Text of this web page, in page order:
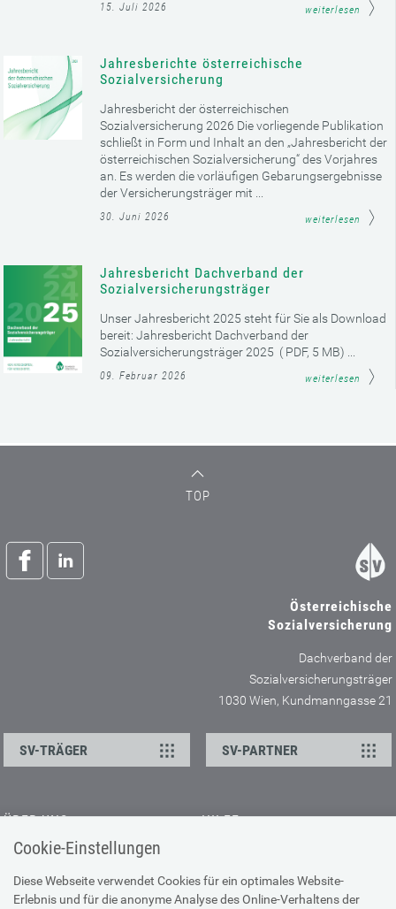
Cookie-Einstellungen
Diese Webseite verwendet Cookies für ein optimales Website-
Erlebnis und für die anonyme Analyse des Online-Verhaltens der
15. Juli 2026 weiterlesen
Jahresberichte österreichische
Sozialversicherung
Jahresbericht der österreichischen
Sozialversicherung 2026 Die vorliegende Publikation
schließt in Form und Inhalt an den „Jahresbericht der
österreichischen Sozialversicherung“ des Vorjahres
an. Es werden die vorläufigen Gebarungsergebnisse
der Versicherungsträger mit ...
30. Juni 2026 weiterlesen
Jahresbericht Dachverband der
Sozialversicherungsträger
Unser Jahresbericht 2025 steht für Sie als Download
bereit: Jahresbericht Dachverband der
Sozialversicherungsträger 2025 ( PDF, 5 MB) ...
09. Februar 2026 weiterlesen
TOP
Österreichische
Sozialversicherung
Dachverband der
Sozialversicherungsträger
1030 Wien, Kundmanngasse 21
SV-TRÄGER SV-PARTNER
ÜBER UNS
Kontakt
Offene Stellen
Presse
HILFE
Browser-Info & Sicherheit
Hilfe zur Suche